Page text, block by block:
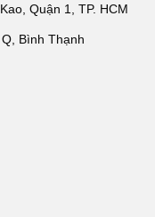
Quận 1, TP. HCM
Bình Thạnh